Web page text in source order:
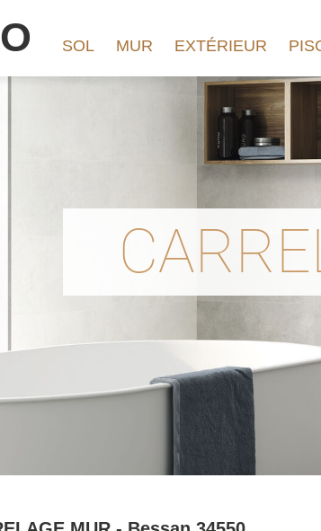
SOL MUR EXTÉRIEUR